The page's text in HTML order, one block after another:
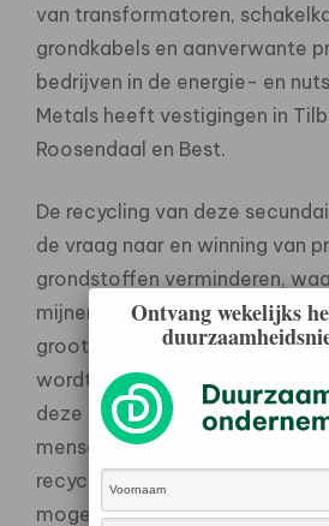
van transformatoren,
grondkabels en aanverwante
bedrijven in de energie- en
Metals heeft vestigingen in
Roosendaal en Best.
De recycling van deze
de vraag naar en winning van
grondstoffen verminderen,
mijnen afneemt. Tegelijkertijd
groot deel van het Europese
wordt geëxporteerd naar
deze landen bestaan risico’s
mensenrechten en
recycling van metalen is dus
mogelijk in de internationale
Ontvang wekelijks